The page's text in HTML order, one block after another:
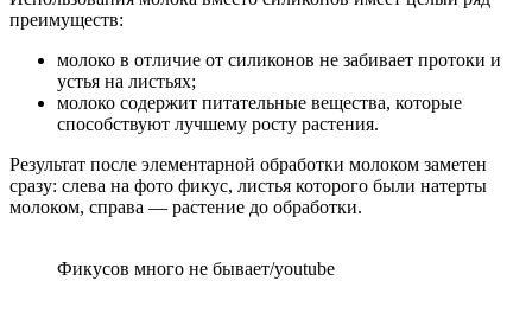
преимуществ:
молоко в отличие от силиконов не забивает протоки и
устья на листьях;
молоко содержит питательные вещества, которые
способствуют лучшему росту растения.
Результат после элементарной обработки молоком заметен
сразу: слева на фото фикус, листья которого были натерты
молоком, справа — растение до обработки.
Фикусов много не бывает/youtube